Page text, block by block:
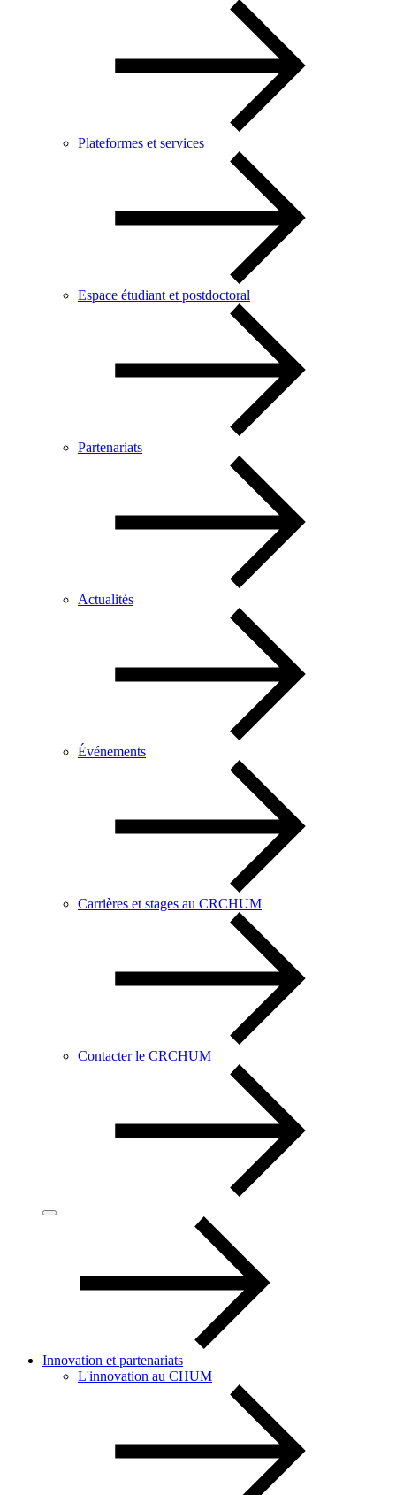
Plateformes et services
Espace étudiant et postdoctoral
Partenariats
Actualités
Événements
Carrières et stages au CRCHUM
Contacter le CRCHUM
Innovation et partenariats
L'innovation au CHUM